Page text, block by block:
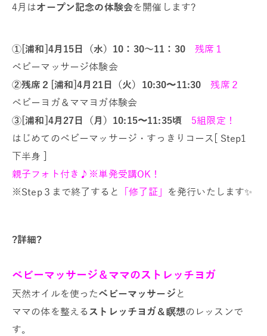
4月はオープン記念の体験会を開催します?
①[浦和]4月15日（水）10：30～11：30残席１
ベビーマッサージ体験会
②残席２[浦和]4月21日（火）10:30〜11:30残席２
ベビーヨガ＆ママヨガ体験会
③[浦和]4月27日（月）10:15〜11:35頃 5組限定！
はじめてのベビーマッサージ・すっきりコース[ Step1
下半身 ]
親子フォト付き♪※単発受講OK！
※Step３まで終了すると
「修了証」 を発行いたします✨
?詳細?
ベビーマッサージ＆ママのストレッチヨガ
天然オイルを使ったベビーマッサージと
ママの体を整えるストレッチヨガ＆瞑想のレッスンで
す。